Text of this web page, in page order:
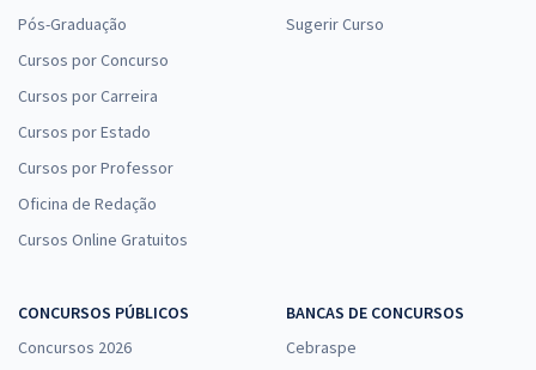
Pós-Graduação
Cursos por Concurso
Cursos por Carreira
Cursos por Estado
Cursos por Professor
Oficina de Redação
Cursos Online Gratuitos
Sugerir Curso
CONCURSOS PÚBLICOS
Concursos 2026
BANCAS DE CONCURSOS
Cebraspe